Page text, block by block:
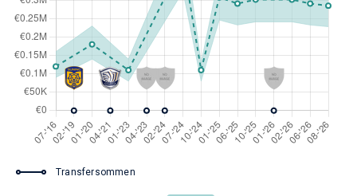
Transfersommen